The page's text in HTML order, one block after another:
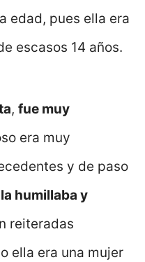
edad, pues ella era
escasos 14 años.
, fue muy
era muy
y de paso
la humillaba y
reiteradas
ella era una mujer